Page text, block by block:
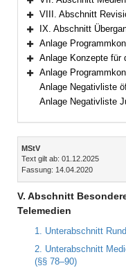
Bereich erweitern
Bereich erweitern
VIII. Abschnitt
Bereich erweitern
IX. Abschnitt
Bereich erweitern
Anlage
Bereich erweitern
Anlage Konzepte für
Bereich erweitern
Anlage
Anlage Negativliste
Anlage Negativliste
Inhalt
MStV
Text gilt ab: 01.12.2025
Fassung: 14.04.2020
V. Abschnitt
Telemedien
1. Unterabschnitt
2. Unterabschnitt
(§§ 78–90)